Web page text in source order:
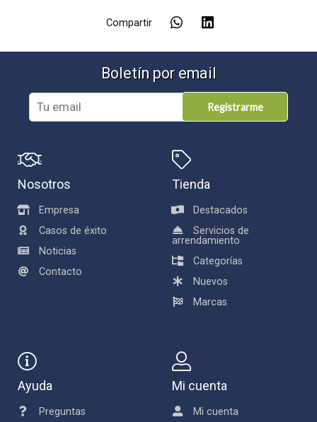
Compartir
Boletín por email
Registrarme
Nosotros
Empresa
Casos de éxito
Noticias
Contacto
Tienda
Destacados
Servicios de
arrendamiento
Categorías
Nuevos
Marcas
Ayuda
Preguntas
Mi cuenta
Mi cuenta